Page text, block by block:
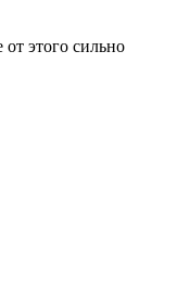
от этого сильно